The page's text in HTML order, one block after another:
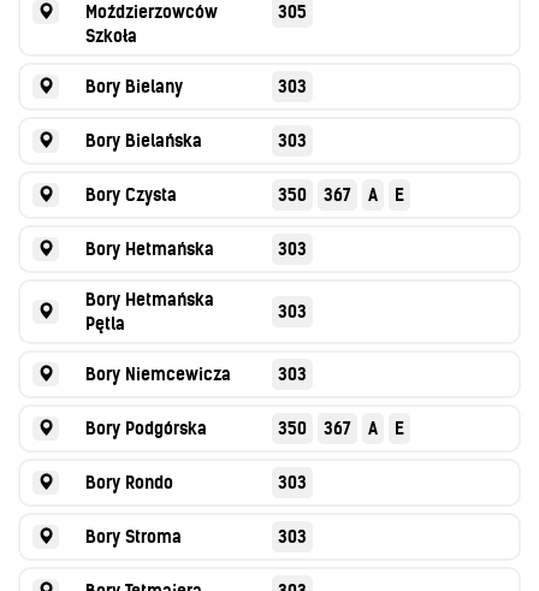
Moździerzowców
Szkoła
305
Bory Bielany 303
Bory Bielańska 303
Bory Czysta 350 367 A E
Bory Hetmańska 303
Bory Hetmańska
Pętla
303
Bory Niemcewicza 303
Bory Podgórska 350 367 A E
Bory Rondo 303
Bory Stroma 303